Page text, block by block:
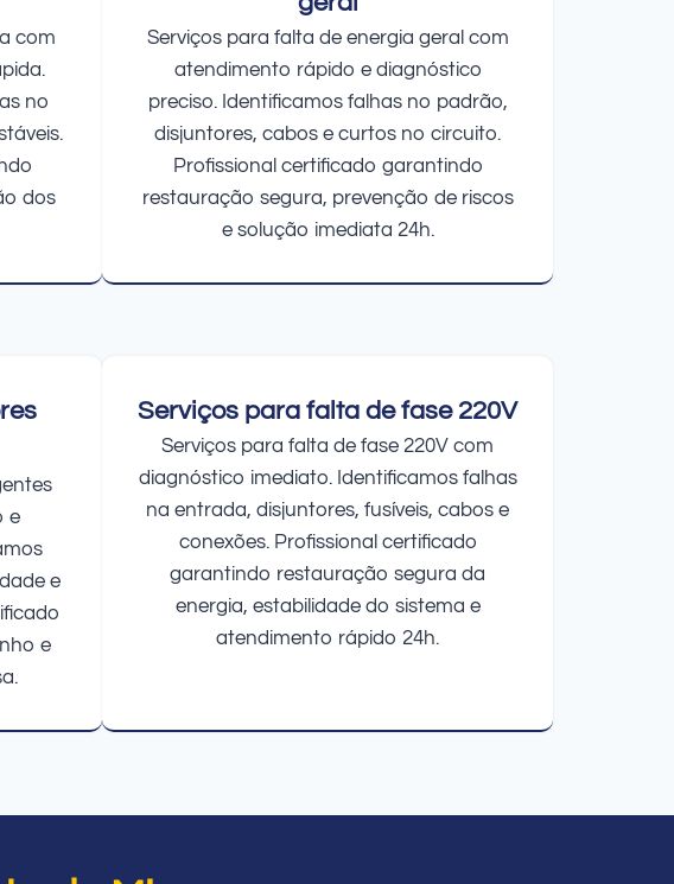
com
no
dos
Serviços para falta de energia geral com
atendimento rápido e diagnóstico
preciso. Identificamos falhas no padrão,
disjuntores, cabos e curtos no circuito.
Profissional certificado garantindo
restauração segura, prevenção de riscos
e solução imediata 24h.
e
e
e
Serviços para falta de fase 220V
Serviços para falta de fase 220V com
diagnóstico imediato. Identificamos falhas
na entrada, disjuntores, fusíveis, cabos e
conexões. Profissional certificado
garantindo restauração segura da
energia, estabilidade do sistema e
atendimento rápido 24h.